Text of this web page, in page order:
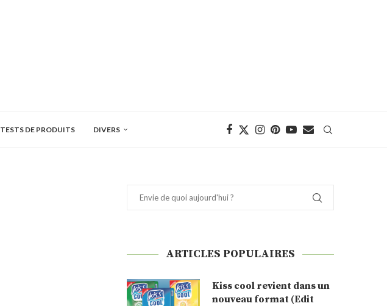
TESTS DE PRODUITS DIVERS
ARTICLES POPULAIRES
Kiss cool revient dans un
nouveau format (Edit